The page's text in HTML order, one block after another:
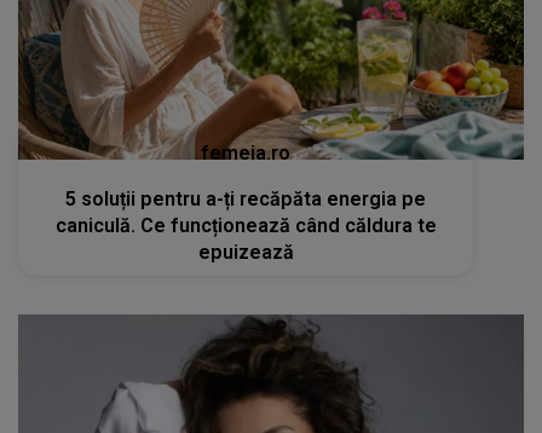
femeia.ro
5 soluții pentru a-ți recăpăta energia pe
caniculă. Ce funcționează când căldura te
epuizează